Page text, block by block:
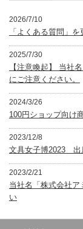
2026/7/10
「よくある質問」
2025/7/30
【注意喚起】 当社
にご注意ください。
2024/3/26
100円ショップ向け
2023/12/8
文具女子博2023 出
2023/2/21
当社名「株式会社ア
い